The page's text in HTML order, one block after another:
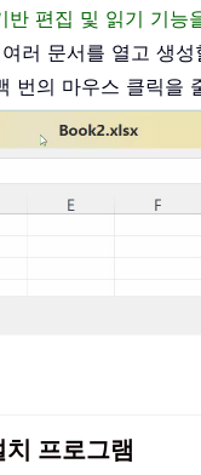
편집 및 읽기 기능
러 문서를 열고 생성
번의 마우스 클릭을
프로그램